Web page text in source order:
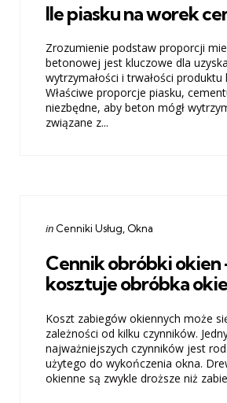
Ile piasku na worek
Zrozumienie podstaw proporcji
betonowej jest kluczowe dla
wytrzymałości i trwałości
Właściwe proporcje piasku,
niezbędne, aby beton mógł
związane z...
Categories
Posted
in Cenniki Usług Okna
Cennik obróbki okien
kosztuje obróbka
Koszt zabiegów okiennych może
zależności od kilku czynników.
najważniejszych czynników jest
użytego do wykończenia okna.
okienne są zwykle droższe niż